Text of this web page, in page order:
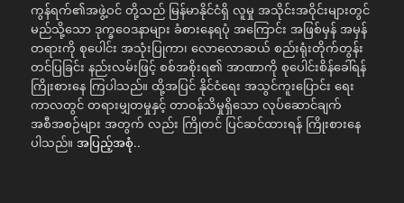
ကွန်ရက်၏အဖွဲ့ဝင် တို့သည် မြန်မာနိုင်ငံရှိ လူမှု အသိုင်းအဝိုင်းများတွင်
မည်သို့သော ဒုက္ခဝေဒနာများ ခံစားနေရပုံ အကြောင်း အဖြစ်မှန် အမှန်
တရားကို စုပေါင်း အသုံးပြုကာ၊ လောလောဆယ် စည်းရုံးတိုက်တွန်း
တင်ပြခြင်း နည်းလမ်းဖြင့် စစ်အစိုးရ၏ အာဏာကို စုပေါင်းစိန်ခေါ်ရန်
ကြိုးစားနေ ကြပါသည်။ ထို့အပြင် နိုင်ငံရေး အသွင်ကူးပြောင်း ရေး
ကာလတွင် တရားမျှတမှုနှင့် တာဝန်သိမှုရှိသော လုပ်ဆောင်ချက်
အစီအစဉ်များ အတွက် လည်း ကြိုတင် ပြင်ဆင်ထားရန် ကြိုးစားနေ
ပါသည်။ အပြည့်အစုံ..